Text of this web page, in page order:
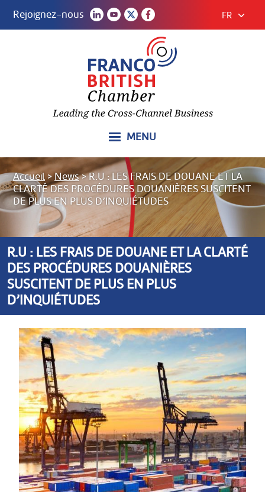
Rejoignez-nous FR
MENU
Accueil>News>R.U : LES FRAIS DE DOUANE ET LA
CLARTÉ DES PROCÉDURES DOUANIÈRES SUSCITENT
DE PLUS EN PLUS D’INQUIÉTUDES
R.U : LES FRAIS DE DOUANE ET LA CLARTÉ
DES PROCÉDURES DOUANIÈRES
SUSCITENT DE PLUS EN PLUS
D’INQUIÉTUDES